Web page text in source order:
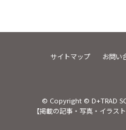
サイトマップ お問い
© Copyright © D+TRAD
【掲載の記事・写真・イラス